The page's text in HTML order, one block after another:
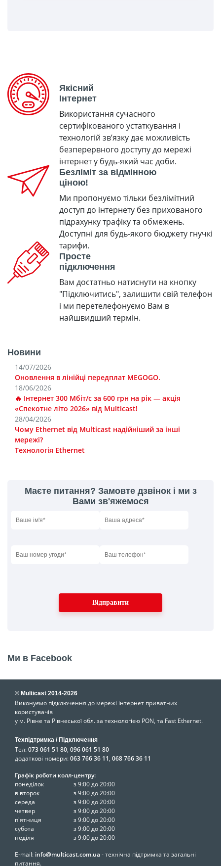
Якісний
Інтернет
Використання сучасного
сертифікованого устаткування і
технологій зв’язку дає можливість
безперервного доступу до мережі
інтернет у будь-який час доби.
Безліміт за відмінною
ціною!
Ми пропонуємо тільки безлімітний
доступ до інтернету без прихованого
підрахунку трафіку та обмежень.
Доступні для будь-якого бюджету гнучкі
тарифи.
Просте
підключення
Вам достатньо натиснути на кнопку
"Підключитись", залишити свій телефон
і ми перетелефонуємо Вам в
найшвидший термін.
Новини
14/07/2026
Оновлення в лінійці передплат MEGOGO.
18/06/2026
🔥 Інтернет 300 Мбіт/с за 600 грн на рік — акція
«Спекотне літо 2026» від Multicast!
28/04/2026
Чому Ethernet від Multicast надійніший за інші
мережі?
Технологія Ethernet
Маєте питання? Замовте дзвінок і ми з
Вами зв'яжемося
Ми в Facebook
© Multicast 2014-2026
Виконуємо підключення до мережі інтернет приватних
користувачів
у м. Рівне та Рівнеської обл. за технологією PON, та Fast Ethernet.
Техпідтримка / Підключення
Тел:073 061 51 80, 096 061 51 80
додаткові номери:063 766 36 11, 068 766 36 11
Графік роботи колл-центру:
понеділок
з 9:00 до 20:00
вівторок
з 9:00 до 20:00
середа
з 9:00 до 20:00
четвер
з 9:00 до 20:00
п'ятниця
з 9:00 до 20:00
субота
з 9:00 до 20:00
неділя
з 9:00 до 20:00
E-mail: info@multicast.com.ua - технічна підтримка та загальні
питання.